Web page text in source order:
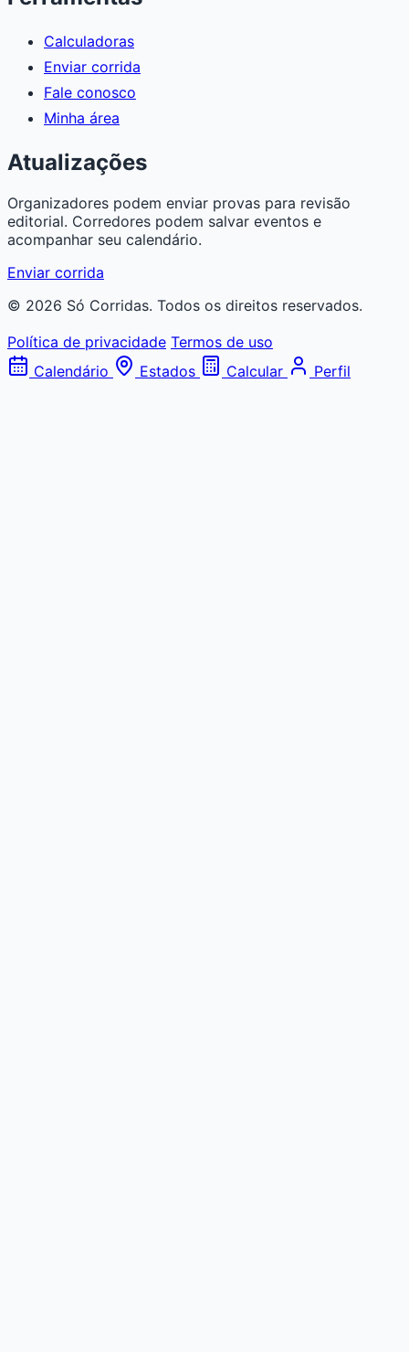
Calculadoras
Enviar corrida
Fale conosco
Minha área
Atualizações
Organizadores podem enviar provas para revisão
editorial. Corredores podem salvar eventos e
acompanhar seu calendário.
Enviar corrida
© 2026 Só Corridas. Todos os direitos reservados.
Política de privacidade Termos de uso
Calendário
Estados Calcular Perfil